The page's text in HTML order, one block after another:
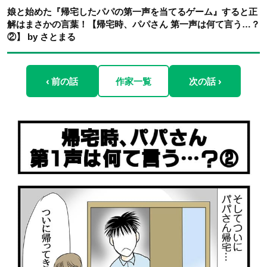
娘と始めた『帰宅したパパの第一声を当てるゲーム』すると正
解はまさかの言葉！【帰宅時、パパさん 第一声は何て言う…？
②】 by さとまる
‹ 前の話 作家一覧 次の話 ›